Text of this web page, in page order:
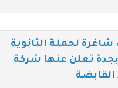
لحملة الثانوية
تعلن عنها شركة
القابضة